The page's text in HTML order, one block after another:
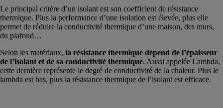
Le principal critère d’un isolant est son coefficient de résistance
thermique. Plus la performance d’une isolation est élevée, plus elle
permet de réduire la conductivité thermique d’une maison, des murs,
du plafond…
Selon les matériaux, la résistance thermique dépend de l’épaisseur
de l’isolant et de sa conductivité thermique. Aussi appelée Lambda,
cette dernière représente le degré de conductivité de la chaleur. Plus le
lambda est bas, plus la résistance thermique de l’isolant est efficace.